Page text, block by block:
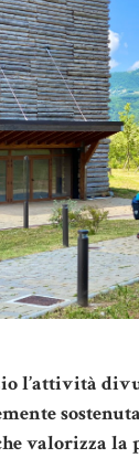
l’attività
valorizza la